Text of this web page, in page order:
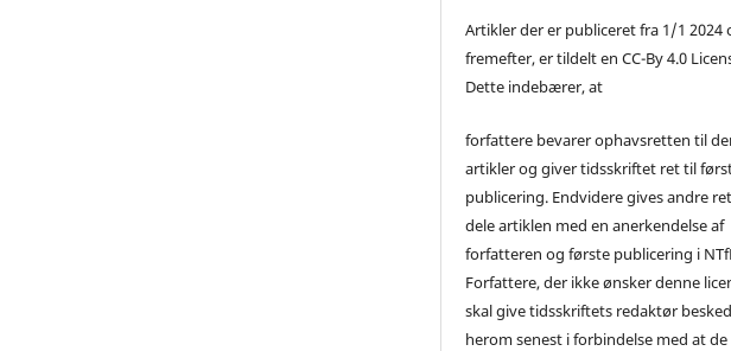
Artikler der er publiceret fra 1/1 2024
fremefter, er tildelt en CC-By 4.0
Dette indebærer, at
forfattere bevarer ophavsretten til
artikler og giver tidsskriftet ret til
publicering. Endvidere gives andre
dele artiklen med en anerkendelse af
forfatteren og første publicering i
Forfattere, der ikke ønsker denne
skal give tidsskriftets redaktør besked
herom senest i forbindelse med at